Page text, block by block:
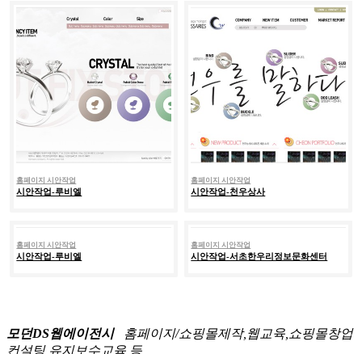
홈페이지 시안작업
시안작업-루비엘
홈페이지 시안작업
시안작업-천우상사
홈페이지 시안작업
시안작업-루비엘
홈페이지 시안작업
시안작업-서초한우리정보문화센터
모던DS웹에이전시홈페이지/쇼핑몰제작,웹교육,쇼핑몰창업
컨설팅,유지보수교육 등